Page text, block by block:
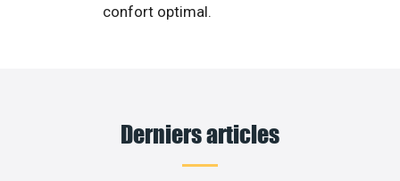
confort optimal.
Derniers articles